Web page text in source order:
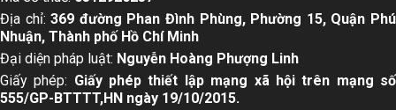
Địa chỉ:369 đường Phan Đình Phùng, Phường 15, Quận Phú
Nhuận, Thành phố Hồ Chí Minh
Đại diện pháp luật: Nguyễn Hoàng Phượng Linh
Giấy phép: Giấy phép thiết lập mạng xã hội trên mạng số
555/GP-BTTTT,HN ngày 19/10/2015.